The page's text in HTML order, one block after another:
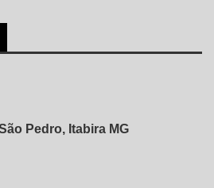
Pedro, Itabira MG